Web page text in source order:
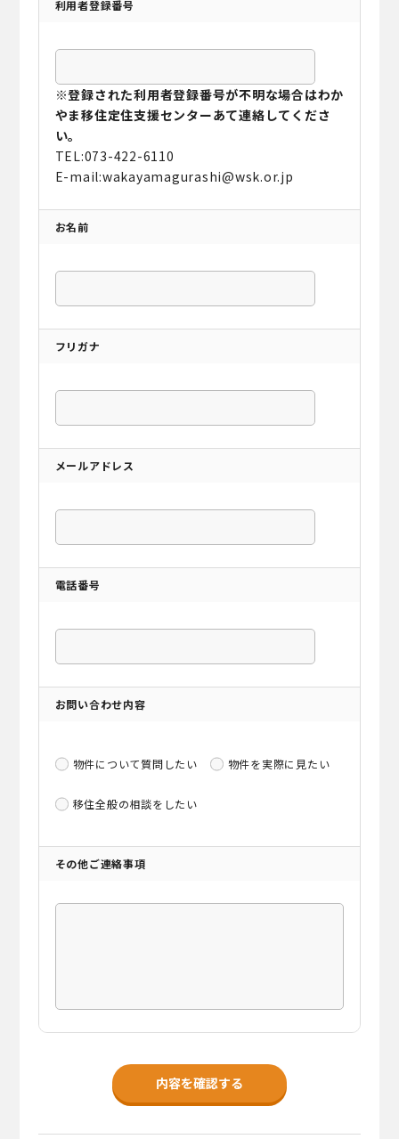
利用者登録番号
※登録された利用者登録番号が不明な場合はわか
やま移住定住支援センターあて連絡してくださ
い。
TEL:073-422-6110
E-mail:wakayamagurashi@wsk.or.jp
お名前
フリガナ
メールアドレス
電話番号
お問い合わせ内容
物件について質問したい 物件を実際に見たい
移住全般の相談をしたい
その他ご連絡事項